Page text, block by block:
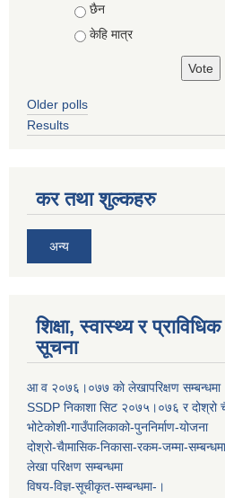
छैन
केहि मात्र
Older polls
Results
कर तथा शुल्कहरु
अन्य
शिक्षा, स्वास्थ्य र
सूचना
आ व २०७६।०७७ काे लेखापरिक्षण सम्बन्धमा
SSDP निकाशा सिट २०७५।०७६ र दोश्रो
भोटेकोशी-गाउँपालिकाको-पुननिर्माण-योजना
दोश्रो-चैामासिक-निकासा-रकम-जम्मा-
लेखा परिक्षण सम्बन्धमा
विषय-विज्ञ-सूचीकृत-सम्बन्धमा-।